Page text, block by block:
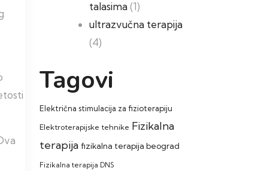
talasima (1)
ultrazvučna terapija
(4)
Tagovi
Električna stimulacija za fizioterapiju
Elektroterapijske tehnike Fizikalna
terapija fizikalna terapija beograd
Fizikalna terapija DNS